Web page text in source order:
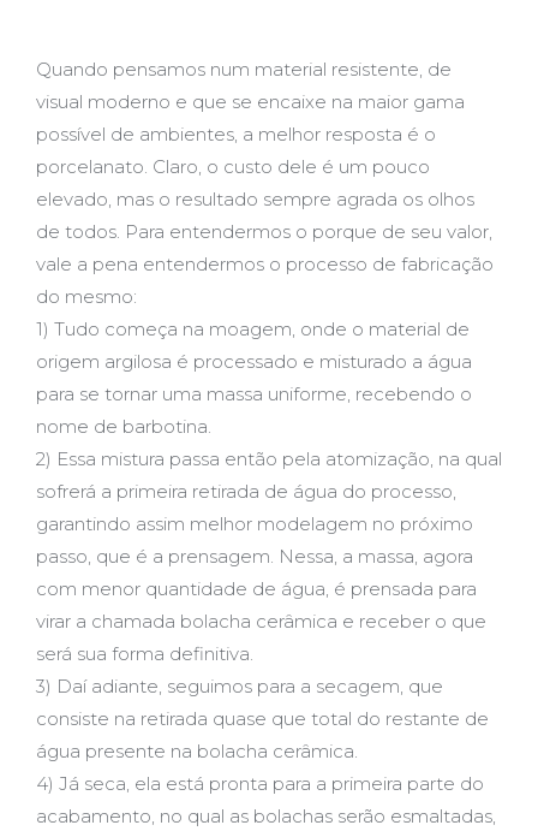
Quando pensamos num material resistente, de
visual moderno e que se encaixe na maior gama
possível de ambientes, a melhor resposta é o
porcelanato. Claro, o custo dele é um pouco
elevado, mas o resultado sempre agrada os olhos
de todos. Para entendermos o porque de seu valor,
vale a pena entendermos o processo de fabricação
do mesmo:
1) Tudo começa na moagem, onde o material de
origem argilosa é processado e misturado a água
para se tornar uma massa uniforme, recebendo o
nome de barbotina.
2) Essa mistura passa então pela atomização, na qual
sofrerá a primeira retirada de água do processo,
garantindo assim melhor modelagem no próximo
passo, que é a prensagem. Nessa, a massa, agora
com menor quantidade de água, é prensada para
virar a chamada bolacha cerâmica e receber o que
será sua forma definitiva.
3) Daí adiante, seguimos para a secagem, que
consiste na retirada quase que total do restante de
água presente na bolacha cerâmica.
4) Já seca, ela está pronta para a primeira parte do
acabamento, no qual as bolachas serão esmaltadas,